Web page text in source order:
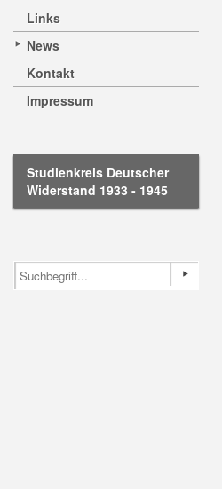
Links
News
Kontakt
Impressum
Studienkreis Deutscher
Widerstand 1933 - 1945